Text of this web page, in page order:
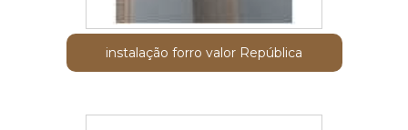
instalação forro valor República